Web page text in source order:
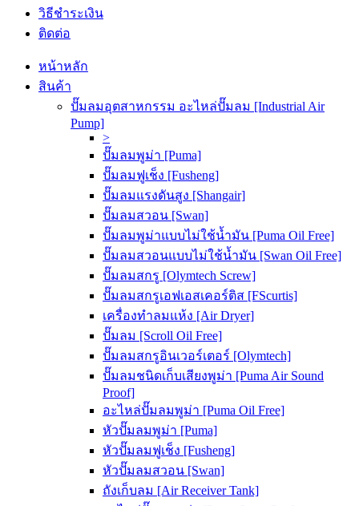
วิธีชำระเงิน
ติดต่อ
หน้าหลัก
สินค้า
ปั๊มลมอุตสาหกรรม อะไหล่ปั๊มลม [Industrial Air
Pump]
>
ปั๊มลมพูม่า [Puma]
ปั๊มลมฟูเช็ง [Fusheng]
ปั๊มลมแรงดันสูง [Shangair]
ปั๊มลมสวอน [Swan]
ปั๊มลมพูม่าแบบไม่ใช้น้ำมัน [Puma Oil Free]
ปั๊มลมสวอนแบบไม่ใช้น้ำมัน [Swan Oil Free]
ปั๊มลมสกรู [Olymtech Screw]
ปั๊มลมสกรูเอฟเอสเคอร์ติส [FScurtis]
เครื่องทำลมแห้ง [Air Dryer]
ปั๊มลม [Scroll Oil Free]
ปั๊มลมสกรูอินเวอร์เตอร์ [Olymtech]
ปั๊มลมชนิดเก็บเสียงพูม่า [Puma Air Sound
Proof]
อะไหล่ปั๊มลมพูม่า [Puma Oil Free]
หัวปั๊มลมพูม่า [Puma]
หัวปั๊มลมฟูเช็ง [Fusheng]
หัวปั๊มลมสวอน [Swan]
ถังเก็บลม [Air Receiver Tank]